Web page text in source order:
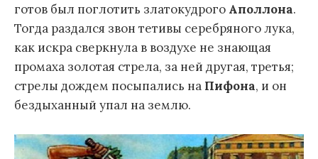
готов был поглотить златокудрого Аполлона.
Тогда раздался звон тетивы серебряного лука,
как искра сверкнула в воздухе не знающая
промаха золотая стрела, за ней другая, третья;
стрелы дождем посыпались на Пифона, и он
бездыханный упал на землю.